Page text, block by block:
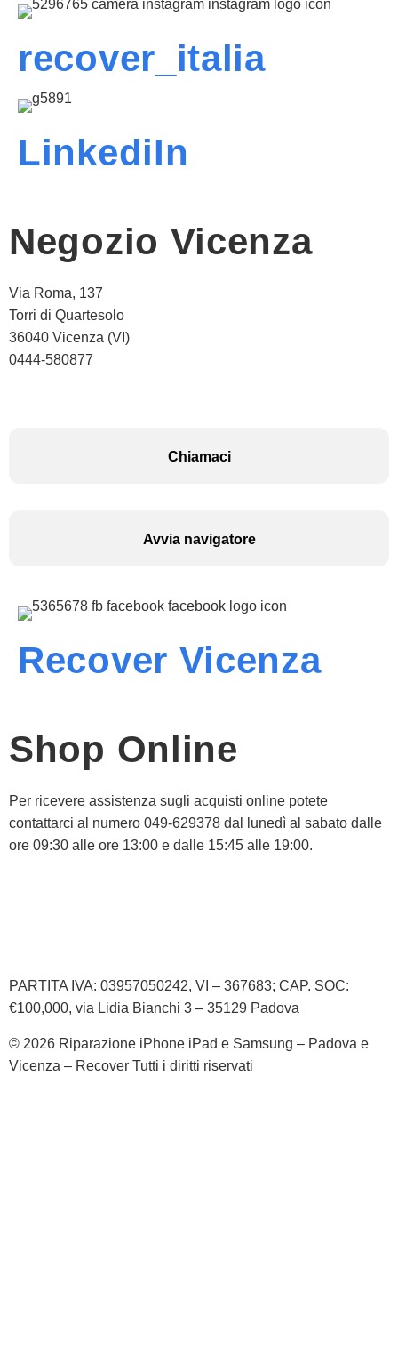
recover_italia
LinkediIn
Negozio Vicenza
Via Roma, 137
Torri di Quartesolo
36040 Vicenza (VI)
0444-580877
Chiamaci
Avvia navigatore
Recover Vicenza
Shop Online
Per ricevere assistenza sugli acquisti online potete
contattarci al numero 049-629378 dal lunedì al sabato dalle
ore 09:30 alle ore 13:00 e dalle 15:45 alle 19:00.
PARTITA IVA: 03957050242, VI – 367683; CAP. SOC:
€100,000, via Lidia Bianchi 3 – 35129 Padova
© 2026 Riparazione iPhone iPad e Samsung – Padova e
Vicenza – Recover Tutti i diritti riservati